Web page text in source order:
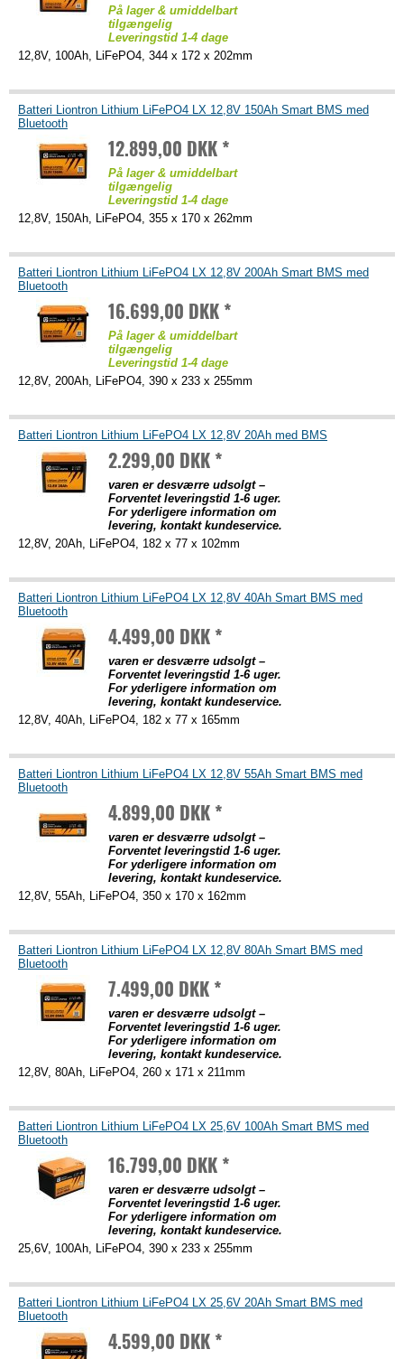
På lager & umiddelbart
tilgængelig
Leveringstid 1-4 dage
12,8V, 100Ah, LiFePO4, 344 x 172 x 202mm
Batteri Liontron Lithium LiFePO4 LX 12,8V 150Ah Smart BMS med
Bluetooth
12.899,00 DKK *
På lager & umiddelbart
tilgængelig
Leveringstid 1-4 dage
12,8V, 150Ah, LiFePO4, 355 x 170 x 262mm
Batteri Liontron Lithium LiFePO4 LX 12,8V 200Ah Smart BMS med
Bluetooth
16.699,00 DKK *
På lager & umiddelbart
tilgængelig
Leveringstid 1-4 dage
12,8V, 200Ah, LiFePO4, 390 x 233 x 255mm
Batteri Liontron Lithium LiFePO4 LX 12,8V 20Ah med BMS
2.299,00 DKK *
varen er desværre udsolgt –
Forventet leveringstid 1-6 uger.
For yderligere information om
levering, kontakt kundeservice.
12,8V, 20Ah, LiFePO4, 182 x 77 x 102mm
Batteri Liontron Lithium LiFePO4 LX 12,8V 40Ah Smart BMS med
Bluetooth
4.499,00 DKK *
varen er desværre udsolgt –
Forventet leveringstid 1-6 uger.
For yderligere information om
levering, kontakt kundeservice.
12,8V, 40Ah, LiFePO4, 182 x 77 x 165mm
Batteri Liontron Lithium LiFePO4 LX 12,8V 55Ah Smart BMS med
Bluetooth
4.899,00 DKK *
varen er desværre udsolgt –
Forventet leveringstid 1-6 uger.
For yderligere information om
levering, kontakt kundeservice.
12,8V, 55Ah, LiFePO4, 350 x 170 x 162mm
Batteri Liontron Lithium LiFePO4 LX 12,8V 80Ah Smart BMS med
Bluetooth
7.499,00 DKK *
varen er desværre udsolgt –
Forventet leveringstid 1-6 uger.
For yderligere information om
levering, kontakt kundeservice.
12,8V, 80Ah, LiFePO4, 260 x 171 x 211mm
Batteri Liontron Lithium LiFePO4 LX 25,6V 100Ah Smart BMS med
Bluetooth
16.799,00 DKK *
varen er desværre udsolgt –
Forventet leveringstid 1-6 uger.
For yderligere information om
levering, kontakt kundeservice.
25,6V, 100Ah, LiFePO4, 390 x 233 x 255mm
Batteri Liontron Lithium LiFePO4 LX 25,6V 20Ah Smart BMS med
Bluetooth
4.599,00 DKK *